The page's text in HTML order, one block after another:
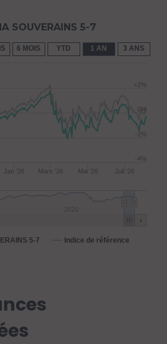
6 MOIS YTD 1 AN 3 ANS
SOUVERAINS 5-7
5-7 Indice de référence
Jan '26 Mars '26 Mai '26 Juil '26
-4%
-2%
0%
+2%